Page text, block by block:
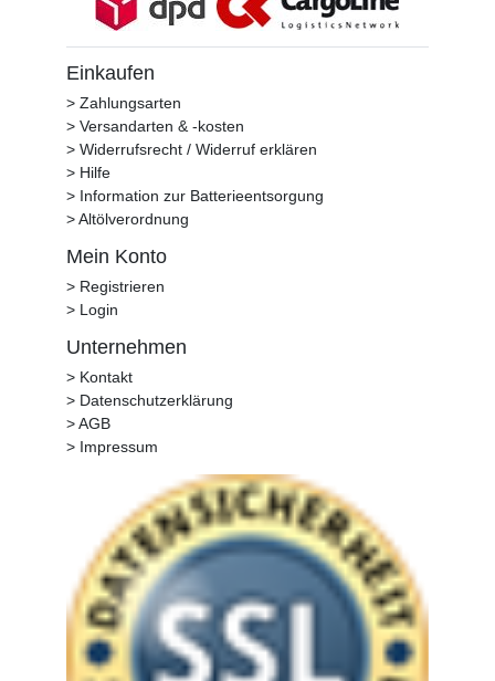
Einkaufen
> Zahlungsarten
> Versandarten & -kosten
> Widerrufsrecht / Widerruf erklären
> Hilfe
> Information zur Batterieentsorgung
> Altölverordnung
Mein Konto
> Registrieren
> Login
Unternehmen
> Kontakt
> Datenschutzerklärung
> AGB
> Impressum